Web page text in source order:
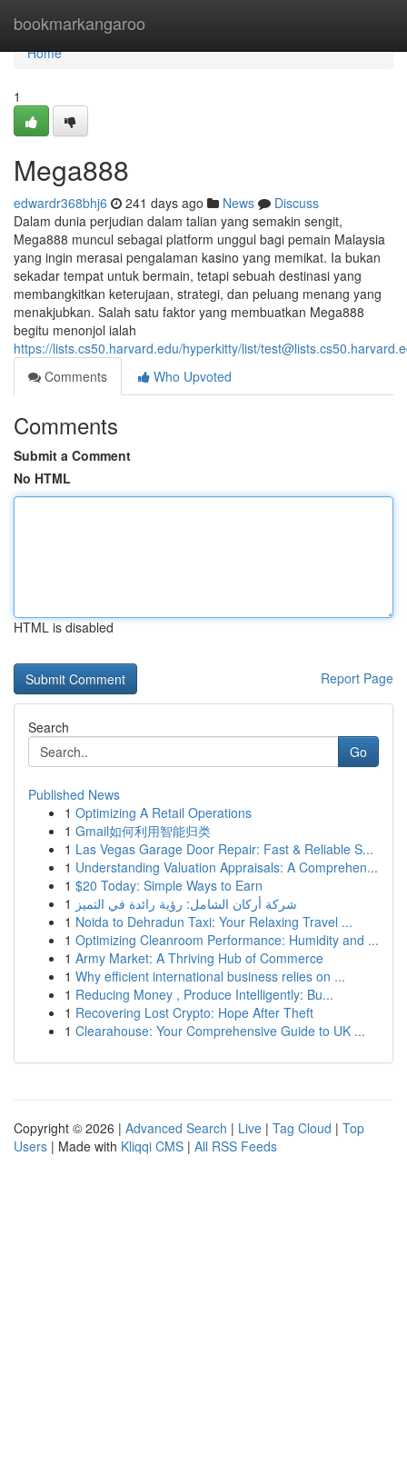
bookmarkangaroo
Home
Home
1
Mega888
edwardr368bhj6 241 days ago News
Discuss
Dalam dunia perjudian dalam talian yang semakin sengit,
Mega888 muncul sebagai platform unggul bagi pemain Malaysia
yang ingin merasai pengalaman kasino yang memikat. Ia bukan
sekadar tempat untuk bermain, tetapi sebuah destinasi yang
membangkitkan keterujaan, strategi, dan peluang menang yang
menakjubkan. Salah satu faktor yang membuatkan Mega888
begitu menonjol ialah
https://lists.cs50.harvard.edu/hyperkitty/list/
Comments
Who Upvoted
Comments
Submit a Comment
No HTML
HTML is disabled
Report Page
Search
Go
Published News
1 Optimizing A Retail Operations
1 Gmail如何利用智能归类
1 Las Vegas Garage Door Repair: Fast & Reliable S...
1 Understanding Valuation Appraisals: A Comprehen...
1 $20 Today: Simple Ways to Earn
1 شركة أركان الشامل: رؤية رائدة في التميز
1 Noida to Dehradun Taxi: Your Relaxing Travel ...
1 Optimizing Cleanroom Performance: Humidity and ...
1 Army Market: A Thriving Hub of Commerce
1 Why efficient international business relies on ...
1 Reducing Money , Produce Intelligently: Bu...
1 Recovering Lost Crypto: Hope After Theft
1 Clearahouse: Your Comprehensive Guide to UK ...
Copyright © 2026 | Advanced Search | Live | Tag Cloud | Top
Users | Made with Kliqqi CMS | All RSS Feeds